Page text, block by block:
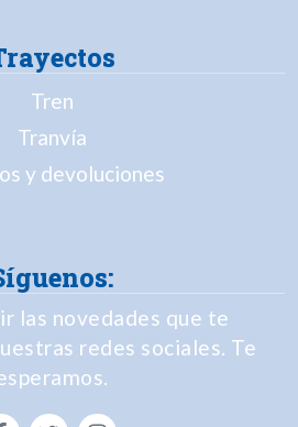
las novedades que te
redes sociales. Te
Tren
Tranvía
y devoluciones